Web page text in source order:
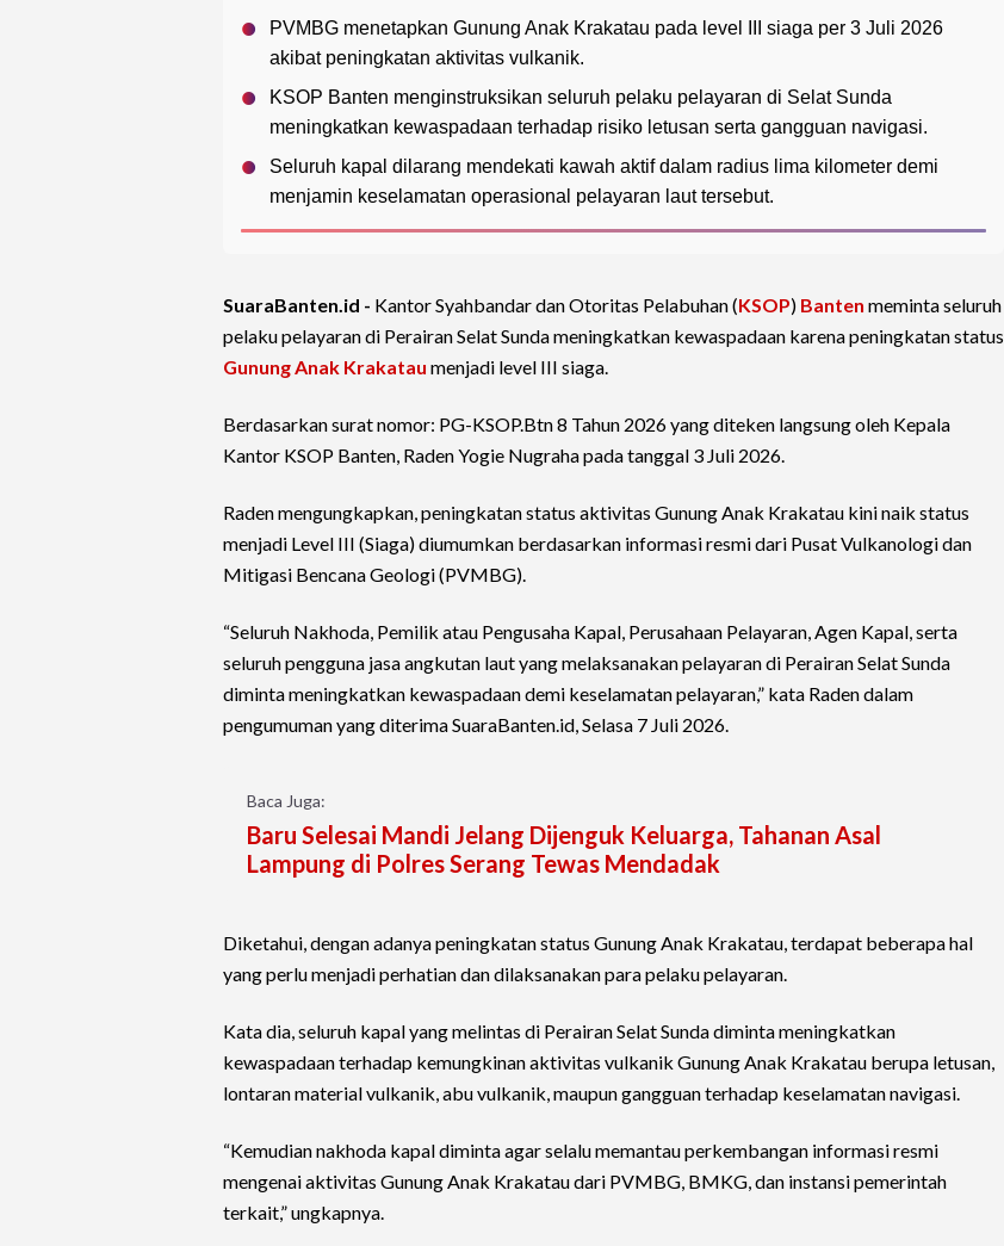
PVMBG menetapkan Gunung Anak Krakatau pada level III siaga per 3 Juli 2026
akibat peningkatan aktivitas vulkanik.
KSOP Banten menginstruksikan seluruh pelaku pelayaran di Selat Sunda
meningkatkan kewaspadaan terhadap risiko letusan serta gangguan navigasi.
Seluruh kapal dilarang mendekati kawah aktif dalam radius lima kilometer demi
menjamin keselamatan operasional pelayaran laut tersebut.
SuaraBanten.id - Kantor Syahbandar dan Otoritas Pelabuhan (KSOP) Banten meminta seluruh
pelaku pelayaran di Perairan Selat Sunda meningkatkan kewaspadaan karena peningkatan status
Gunung Anak Krakatau menjadi level III siaga.
Berdasarkan surat nomor: PG-KSOP.Btn 8 Tahun 2026 yang diteken langsung oleh Kepala
Kantor KSOP Banten, Raden Yogie Nugraha pada tanggal 3 Juli 2026.
Raden mengungkapkan, peningkatan status aktivitas Gunung Anak Krakatau kini naik status
menjadi Level III (Siaga) diumumkan berdasarkan informasi resmi dari Pusat Vulkanologi dan
Mitigasi Bencana Geologi (PVMBG).
“Seluruh Nakhoda, Pemilik atau Pengusaha Kapal, Perusahaan Pelayaran, Agen Kapal, serta
seluruh pengguna jasa angkutan laut yang melaksanakan pelayaran di Perairan Selat Sunda
diminta meningkatkan kewaspadaan demi keselamatan pelayaran,” kata Raden dalam
pengumuman yang diterima SuaraBanten.id, Selasa 7 Juli 2026.
Baca Juga:
Baru Selesai Mandi Jelang Dijenguk Keluarga, Tahanan Asal
Lampung di Polres Serang Tewas Mendadak
Diketahui, dengan adanya peningkatan status Gunung Anak Krakatau, terdapat beberapa hal
yang perlu menjadi perhatian dan dilaksanakan para pelaku pelayaran.
Kata dia, seluruh kapal yang melintas di Perairan Selat Sunda diminta meningkatkan
kewaspadaan terhadap kemungkinan aktivitas vulkanik Gunung Anak Krakatau berupa letusan,
lontaran material vulkanik, abu vulkanik, maupun gangguan terhadap keselamatan navigasi.
“Kemudian nakhoda kapal diminta agar selalu memantau perkembangan informasi resmi
mengenai aktivitas Gunung Anak Krakatau dari PVMBG, BMKG, dan instansi pemerintah
terkait,” ungkapnya.